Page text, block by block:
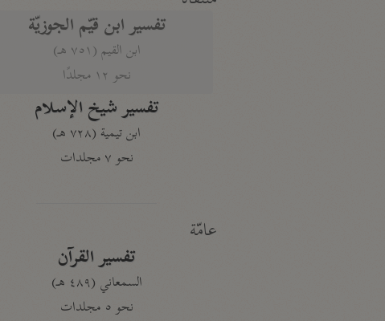
تفسير ابن قيّم الجوزيّة
ابن القيم (٧٥١ هـ)
نحو ١٢ مجلدًا
تفسير شيخ الإسلام
ابن تيمية (٧٢٨ هـ)
نحو ٧ مجلدات
عامّة
تفسير القرآن
السمعاني (٤٨٩ هـ)
نحو ٥ مجلدات